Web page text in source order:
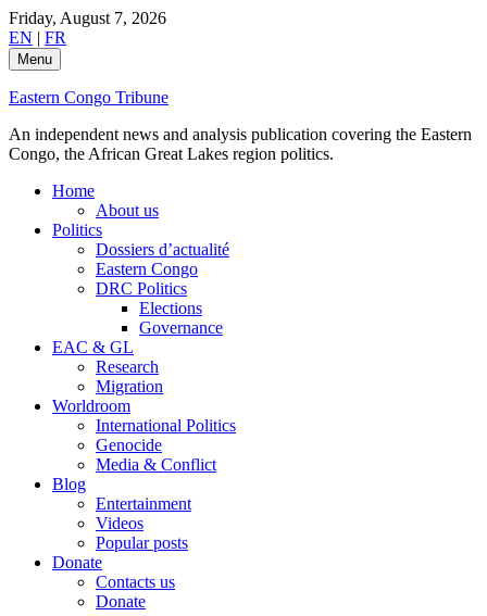
Skip
to
content
Friday, August 7, 2026
EN | FR
Menu
Eastern Congo Tribune
An independent news and analysis publication covering the Eastern
Congo, the African Great Lakes region politics.
Home
About us
Politics
Dossiers d’actualité
Eastern Congo
DRC Politics
Elections
Governance
EAC & GL
Research
Migration
Worldroom
International Politics
Genocide
Media & Conflict
Blog
Entertainment
Videos
Popular posts
Donate
Contacts us
Donate